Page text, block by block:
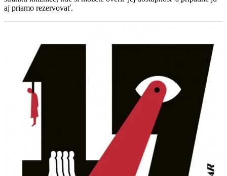
aj priamo rezervovať.